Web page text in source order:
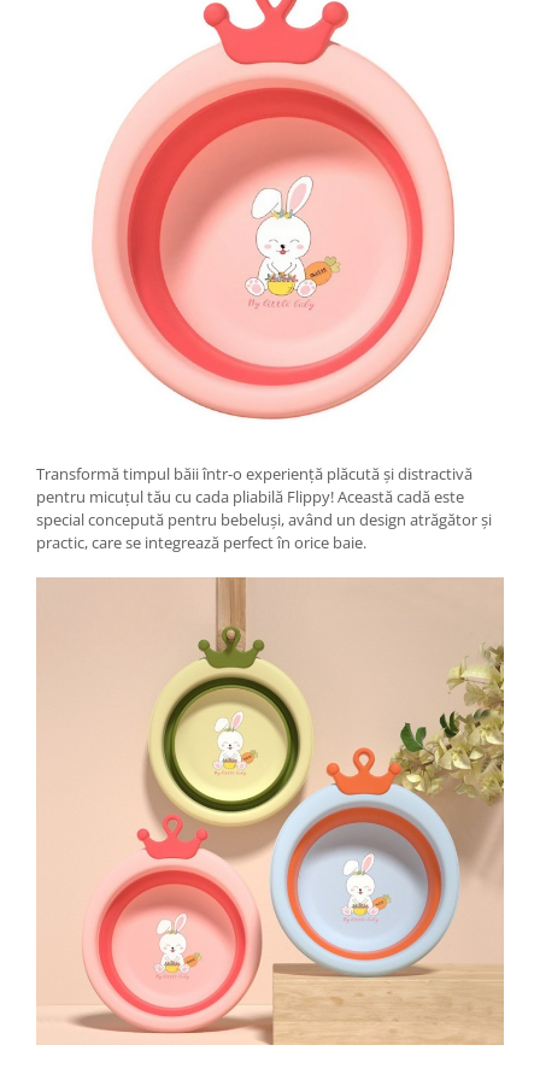
Tractoraș de tuns gazonul
Incubatoare, oparitoare si
Echipamente pentru animale
Aparate de tuns animale
Piese si accesorii aparate de tuns
Tarcuri animale
Semanatori
Masini batut stalpi si accesorii
Roabe & accesorii
Casute gradina si cutii depozitare
Corturi, Prelate si plase de
umbrire
Lopeti zapada
Zdrobitoare electrice & manuale
Zdrobitoare manuale
Masini de cusut si accesorii
Articole antidaunatori gradina
Suflante si aspiratoare exterior
Unelte altoit
Unelte manuale de gradina -
Stropitori
Folie si plase pt plante
Masini de maturat manuale
Transformă timpul băii într-o experiență plăcută și distractivă
pentru micuțul tău cu cada pliabilă Flippy! Această cadă este
special concepută pentru bebeluși, având un design atrăgător și
practic, care se integrează perfect în orice baie.